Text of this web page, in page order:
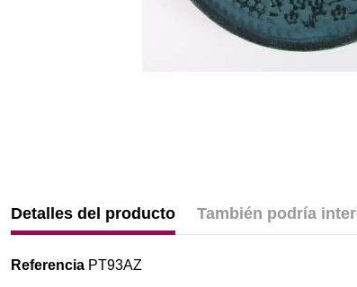
Detalles del producto También podría
Referencia PT93AZ